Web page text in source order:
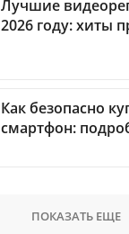
Лучшие
2026 году: хиты
Как безопасно
смартфон:
ПОКАЗАТЬ ЕЩЕ